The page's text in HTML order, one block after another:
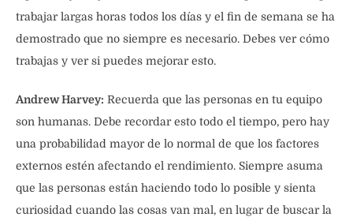
trabajar largas horas todos los días y el fin de semana se ha
demostrado que no siempre es necesario. Debes ver cómo
trabajas y ver si puedes mejorar esto.
Andrew Harvey: Recuerda que las personas en tu equipo
son humanas. Debe recordar esto todo el tiempo, pero hay
una probabilidad mayor de lo normal de que los factores
externos estén afectando el rendimiento. Siempre asuma
que las personas están haciendo todo lo posible y sienta
curiosidad cuando las cosas van mal, en lugar de buscar la